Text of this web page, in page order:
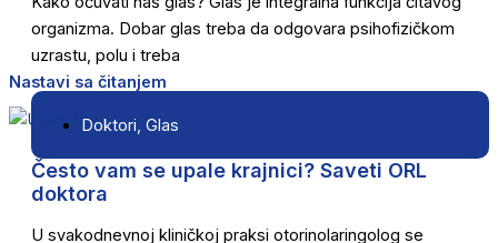
organizma. Dobar glas treba da odgovara psihofizičkom
uzrastu, polu i treba
Nastavi sa čitanjem
Doktori, Glas
Često vam se upale krajnici? Saveti ORL
doktora
U svakodnevnoj kliničkoj praksi otorinolaringolog se